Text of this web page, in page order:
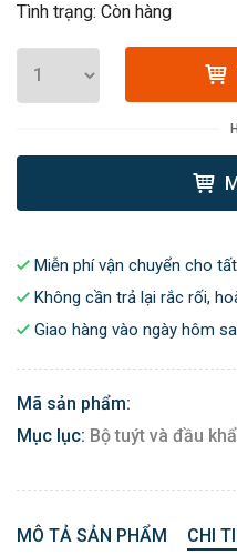
Tình trạng: Còn hàng
Miễn phí vận chuyển cho
Không cần trả lại rắc rối,
Giao hàng vào ngày hôm
Mã sản phẩm:
Mục lục: Bộ tuýt và đầu
MÔ TẢ SẢN PHẨM CHI